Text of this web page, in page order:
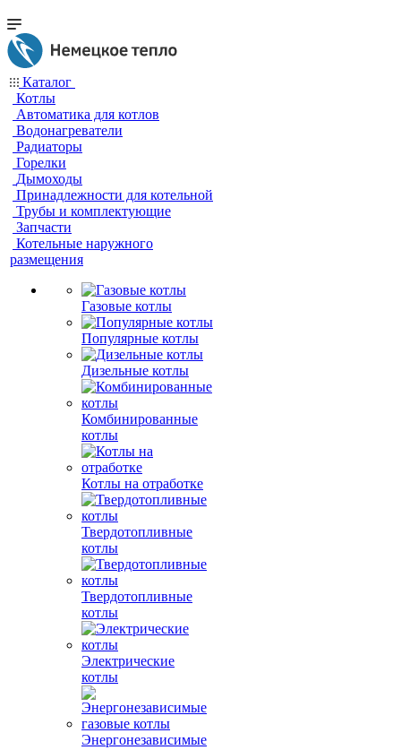
Каталог
Котлы
Автоматика для котлов
Водонагреватели
Радиаторы
Горелки
Дымоходы
Принадлежности для котельной
Трубы и комплектующие
Запчасти
Котельные наружного
размещения
Газовые котлы
Популярные котлы
Дизельные котлы
Комбинированные
котлы
Котлы на отработке
Твердотопливные
котлы
Твердотопливные
котлы
Электрические
котлы
Энергонезависимые